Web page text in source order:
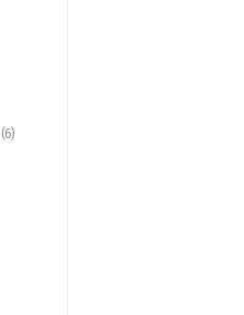
(6)